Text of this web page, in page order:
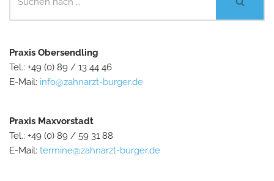
Praxis Obersendling
Tel.: +49 (0) 89 / 13 44 46
E-Mail: info@zahnarzt-burger.de
Praxis Maxvorstadt
Tel.: +49 (0) 89 / 59 31 88
E-Mail: termine@zahnarzt-burger.de